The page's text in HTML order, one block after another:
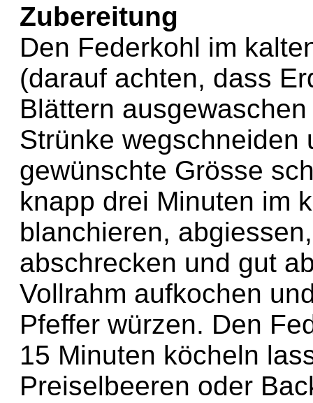
Zubereitung
Den Federkohl im
(darauf achten, dass
Blättern
Strünke wegschneiden
gewünschte Grösse
knapp drei Minuten im
blanchieren,
abschrecken und gut
Vollrahm aufkochen
Pfeffer würzen. Den
15 Minuten köcheln
Preiselbeeren oder